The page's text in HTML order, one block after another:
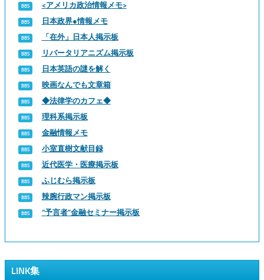
<アメリカ政治情報メモ>
日本政界●情報メモ
「在外」日本人掲示板
リバータリアニズム掲示板
日本英語の謎を解く
映画なんでも文章箱
◆法律学のカフェ◆
理科系掲示板
金融情報メモ
小室直樹文献目録
近代医学・医療掲示板
ふじむら掲示板
辣腕行政マン掲示板
“予言者”金融セミナー掲示板
LINK集